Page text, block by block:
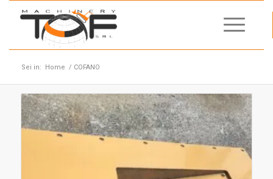
Sei in: Home / COFANO